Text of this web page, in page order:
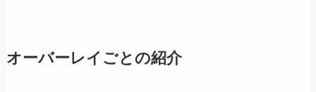
オーバーレイごとの紹介